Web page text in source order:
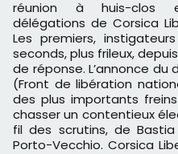
réunion à huis-clos
délégations de Corsica
Les premiers,
seconds, plus frileux,
de réponse. L’annonce du
(Front de libération
des plus importants
chasser un contentieux
fil des scrutins, de
Porto-Vecchio. Corsica